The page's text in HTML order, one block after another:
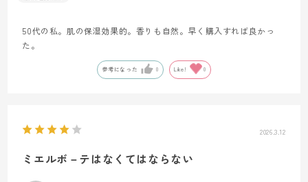
50代の私。肌の保湿効果的。香りも自然。早く購入すれば良かっ
た。
参考になった 0 Like! 0
2026.3.12
ミエルボ－テはなくてはならない